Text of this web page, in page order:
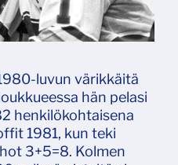
luvun värikkäitä
hän pelasi
henkilökohtaisena
1981, kun teki
3+5=8. Kolmen